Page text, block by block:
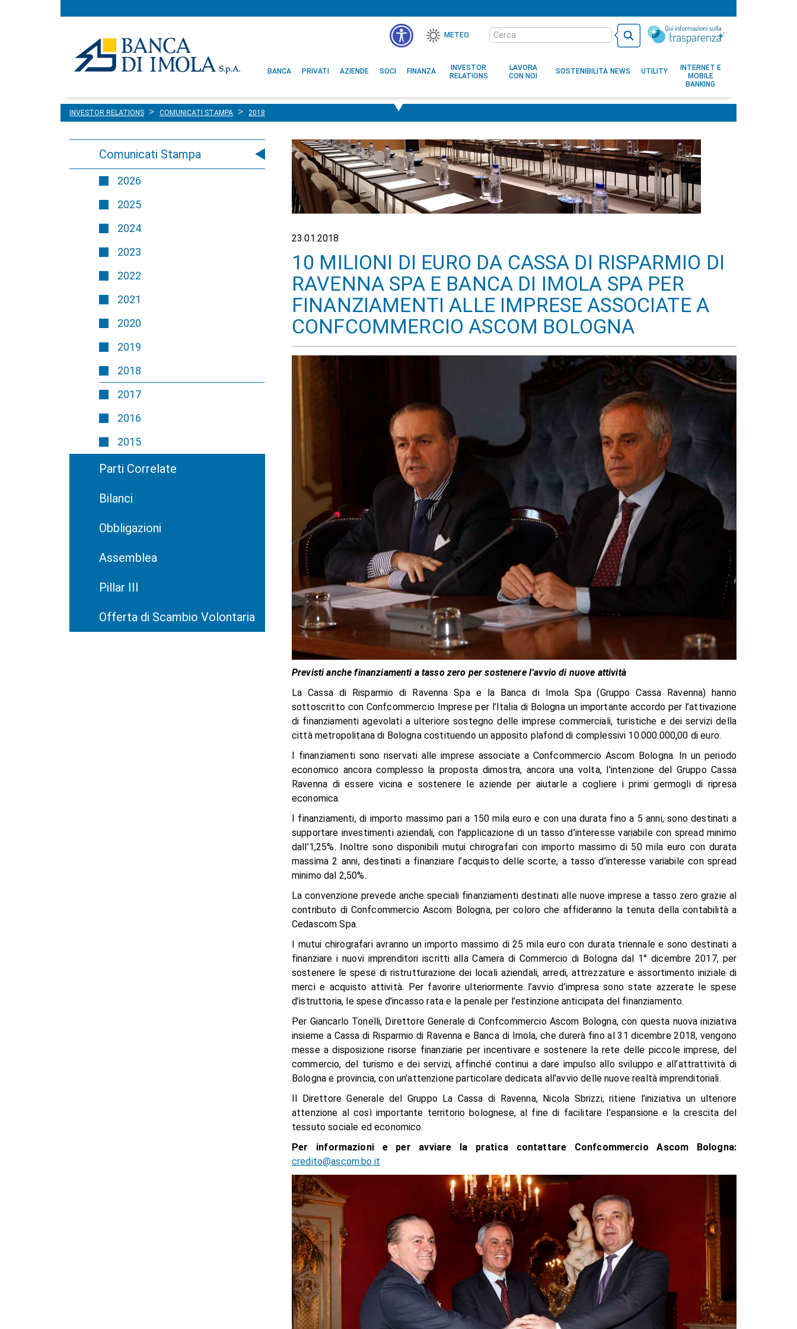
METEO
Cerca
nel
sito
principale
BANCA PRIVATI AZIENDE SOCI FINANZA
INVESTOR
RELATIONS
LAVORA
CON NOI
SOSTENIBILITÀ NEWS UTILITY
INTERNET E
MOBILE
BANKING
INVESTOR RELATIONS COMUNICATI STAMPA 2018
Comunicati Stampa
2026
2025
2024
2023
2022
2021
2020
2019
2018
2017
2016
2015
Parti Correlate
Bilanci
Obbligazioni
Assemblea
Pillar III
Offerta di Scambio Volontaria
23.01.2018
10 MILIONI DI EURO DA CASSA DI RISPARMIO DI
RAVENNA SPA E BANCA DI IMOLA SPA PER
FINANZIAMENTI ALLE IMPRESE ASSOCIATE A
CONFCOMMERCIO ASCOM BOLOGNA
Previsti anche finanziamenti a tasso zero per sostenere l’avvio di nuove attività
La Cassa di Risparmio di Ravenna Spa e la Banca di Imola Spa (Gruppo Cassa Ravenna) hanno
sottoscritto con Confcommercio Imprese per l’Italia di Bologna un importante accordo per l’attivazione
di finanziamenti agevolati a ulteriore sostegno delle imprese commerciali, turistiche e dei servizi della
città metropolitana di Bologna costituendo un apposito plafond di complessivi 10.000.000,00 di euro.
I finanziamenti sono riservati alle imprese associate a Confcommercio Ascom Bologna. In un periodo
economico ancora complesso la proposta dimostra, ancora una volta, l'intenzione del Gruppo Cassa
Ravenna di essere vicina e sostenere le aziende per aiutarle a cogliere i primi germogli di ripresa
economica.
I finanziamenti, di importo massimo pari a 150 mila euro e con una durata fino a 5 anni, sono destinati a
supportare investimenti aziendali, con l’applicazione di un tasso d’interesse variabile con spread minimo
dall’1,25%. Inoltre sono disponibili mutui chirografari con importo massimo di 50 mila euro con durata
massima 2 anni, destinati a finanziare l’acquisto delle scorte, a tasso d’interesse variabile con spread
minimo dal 2,50%.
La convenzione prevede anche speciali finanziamenti destinati alle nuove imprese a tasso zero grazie al
contributo di Confcommercio Ascom Bologna, per coloro che affideranno la tenuta della contabilità a
Cedascom Spa.
I mutui chirografari avranno un importo massimo di 25 mila euro con durata triennale e sono destinati a
finanziare i nuovi imprenditori iscritti alla Camera di Commercio di Bologna dal 1° dicembre 2017, per
sostenere le spese di ristrutturazione dei locali aziendali, arredi, attrezzature e assortimento iniziale di
merci e acquisto attività. Per favorire ulteriormente l’avvio d’impresa sono state azzerate le spese
d’istruttoria, le spese d’incasso rata e la penale per l’estinzione anticipata del finanziamento.
Per Giancarlo Tonelli, Direttore Generale di Confcommercio Ascom Bologna, con questa nuova iniziativa
insieme a Cassa di Risparmio di Ravenna e Banca di Imola, che durerà fino al 31 dicembre 2018, vengono
messe a disposizione risorse finanziarie per incentivare e sostenere la rete delle piccole imprese, del
commercio, del turismo e dei servizi, affinché continui a dare impulso allo sviluppo e all’attrattività di
Bologna e provincia, con un’attenzione particolare dedicata all’avvio delle nuove realtà imprenditoriali.
Il Direttore Generale del Gruppo La Cassa di Ravenna, Nicola Sbrizzi, ritiene l’iniziativa un ulteriore
attenzione al così importante territorio bolognese, al fine di facilitare l’espansione e la crescita del
tessuto sociale ed economico.
Per informazioni e per avviare la praticacontattare Confcommercio Ascom Bologna:
credito@ascom.bo.it